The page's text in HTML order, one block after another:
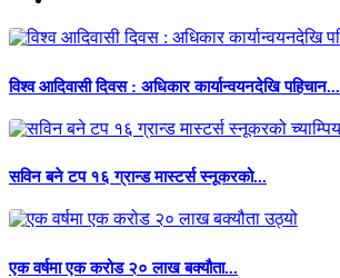
विश्व आदिवासी दिवस : अधिकार कार्यान्वयनदेखि पहिचान...
सविन बने टप १६ ग्रान्ड मास्टर्स स्नूकरको...
एक वर्षमा एक करोड २० लाख बक्यौता...